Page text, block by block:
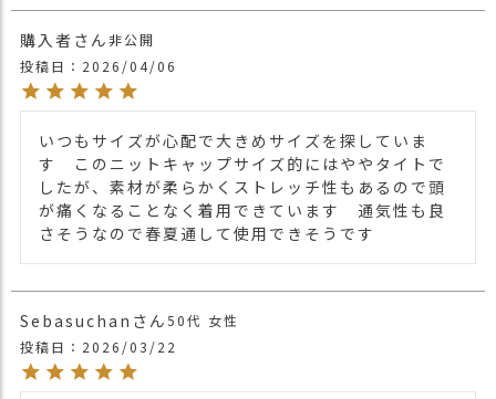
交
や雨などでぬれた時は他の衣料等に
ます。ご不安な事などございましたらお気
軽にお問い合わせ下さい。
関連商品
他のビーニーは こちら
ニット帽TOPはこちら
カラー
・グレー 灰色 GRAY
・ブラック 黒色 BLACK
・ネイビー 紺色 NAVY
・グリーン 緑色 GREEN
購入者
非公開
投稿日
2026/04/06
いつもサイズが心配で大きめサイズを探していま
す　このニットキャップサイズ的にはややタイトで
したが、素材が柔らかくストレッチ性もあるので頭
が痛くなることなく着用できています　通気性も良
さそうなので春夏通して使用できそうです
Sebasuchan 50代 女性
投稿日
2026/03/22